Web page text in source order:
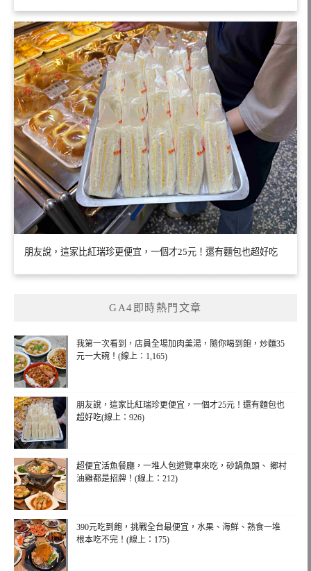
朋友說，這家比紅瑞珍更便宜，一個才25元！還有麵包也超好吃
GA4即時熱門文章
我第一次看到，店員全場加肉羹湯，隨你喝到飽，炒麵35
元一大碗！(線上：1,165)
朋友說，這家比紅瑞珍更便宜，一個才25元！還有麵包也
超好吃(線上：926)
超便宜活魚餐廳，一堆人包遊覽車來吃，砂鍋魚頭、 鄉村
油雞都是招牌！(線上：212)
390元吃到飽，挑戰全台最便宜，水果、海鮮、熟食一堆
根本吃不完！(線上：175)